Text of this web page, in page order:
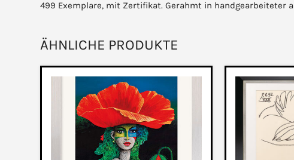
499 Exemplare, mit Zertifikat. Gerahmt in handgearbeiteter
ÄHNLICHE PRODUKTE